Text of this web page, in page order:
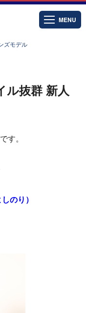
MENU
ズモデル
ル抜群 新人
す。
のり）